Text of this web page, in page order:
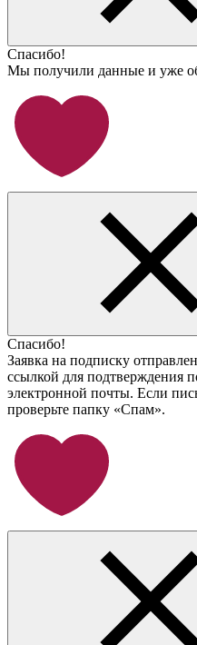
Спасибо!
Мы получили данные и уже
Спасибо!
Заявка на подписку
ссылкой для подтверждения
электронной почты. Если
проверьте папку «Спам».